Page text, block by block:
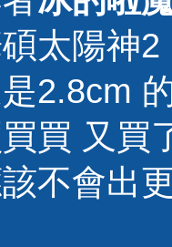
太陽神2
2.8cm
買 又買
不會出